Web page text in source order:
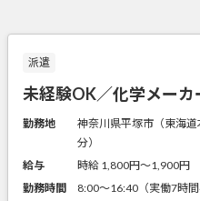
派遣
未経験OK／化学メー
勤務地
神奈川県平塚市（東海
分）
給与
時給 1,800円〜1,900円
勤務時間
8:00～16:40（実働7時間